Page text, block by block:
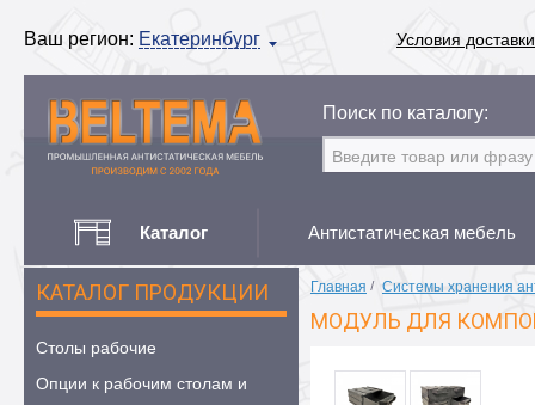
Ваш регион: Екатеринбург Условия доставки
Поиск по каталогу:
Каталог Антистатическая мебель
КАТАЛОГ ПРОДУКЦИИ
Столы рабочие
Опции к рабочим столам и
Главная / Системы хранения
МОДУЛЬ ДЛЯ